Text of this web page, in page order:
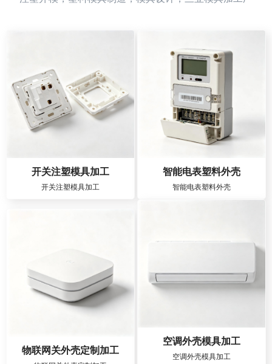
开关注塑模具加工
开关注塑模具加工
智能电表塑料外壳
智能电表塑料外壳
物联网关外壳定制加工
空调外壳模具加工
空调外壳模具加工